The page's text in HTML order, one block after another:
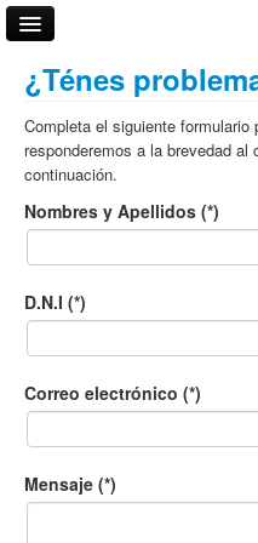
Acceso
Fechas de examen
Horarios de cursadas
Validador de certificados
Ayuda
¿Ténes
Completa el siguiente
responderemos a la brevedad
continuación.
Nombres y Apellidos (*)
D.N.I (*)
Correo electrónico (*)
Mensaje (*)